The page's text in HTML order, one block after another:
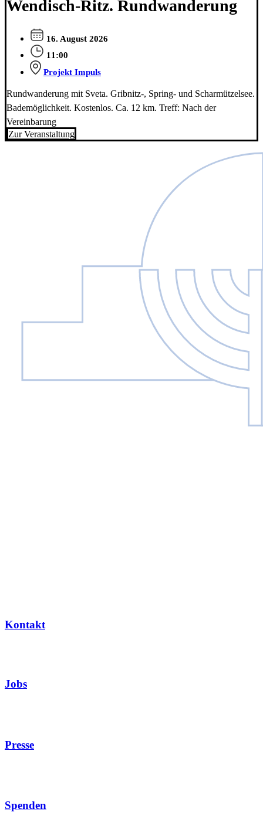
Wendisch-Ritz. Rundwanderung
16. August 2026
11:00
Projekt Impuls
Rundwanderung mit Sveta. Gribnitz-, Spring- und Scharmützelsee.
Bademöglichkeit. Kostenlos. Ca. 12 km. Treff: Nach der
Vereinbarung
Zur Veranstaltung
Kontakt
Jobs
Presse
Spenden